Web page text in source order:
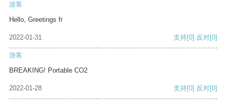
游客
Hello, Greetings fr
2022-01-31 支持[0] 反对[0]
游客
BREAKING! Portable CO2
2022-01-28 支持[0] 反对[0]